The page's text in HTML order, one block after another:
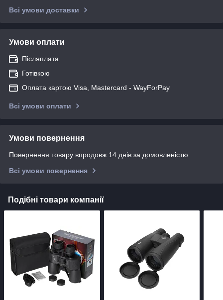
Всі умови доставки
Умови оплати
Післяплата
Готівкою
Оплата картою Visa, Mastercard - WayForPay
Всі умови оплати
Умови повернення
Повернення товару впродовж 14 днів за домовленістю
Всі умови повернення
Подібні товари компанії